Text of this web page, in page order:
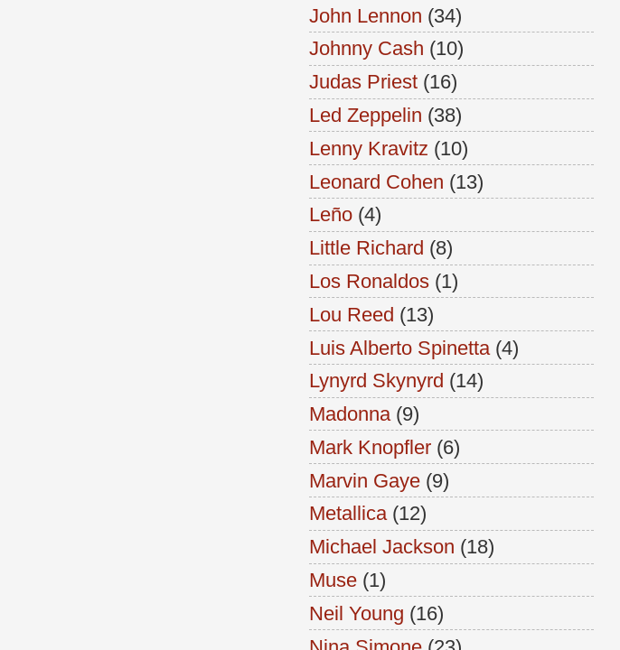
John Lennon (34)
Johnny Cash (10)
Judas Priest (16)
Led Zeppelin (38)
Lenny Kravitz (10)
Leonard Cohen (13)
Leño (4)
Little Richard (8)
Los Ronaldos (1)
Lou Reed (13)
Luis Alberto Spinetta (4)
Lynyrd Skynyrd (14)
Madonna (9)
Mark Knopfler (6)
Marvin Gaye (9)
Metallica (12)
Michael Jackson (18)
Muse (1)
Neil Young (16)